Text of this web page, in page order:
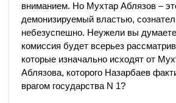
вниманием. Но Мухтар Аблязов –
демонизируемый властью,
небезуспешно. Неужели вы
комиссия будет всерьез
которые изначально исходят от
Аблязова, которого Назарбаев
врагом государства N 1?